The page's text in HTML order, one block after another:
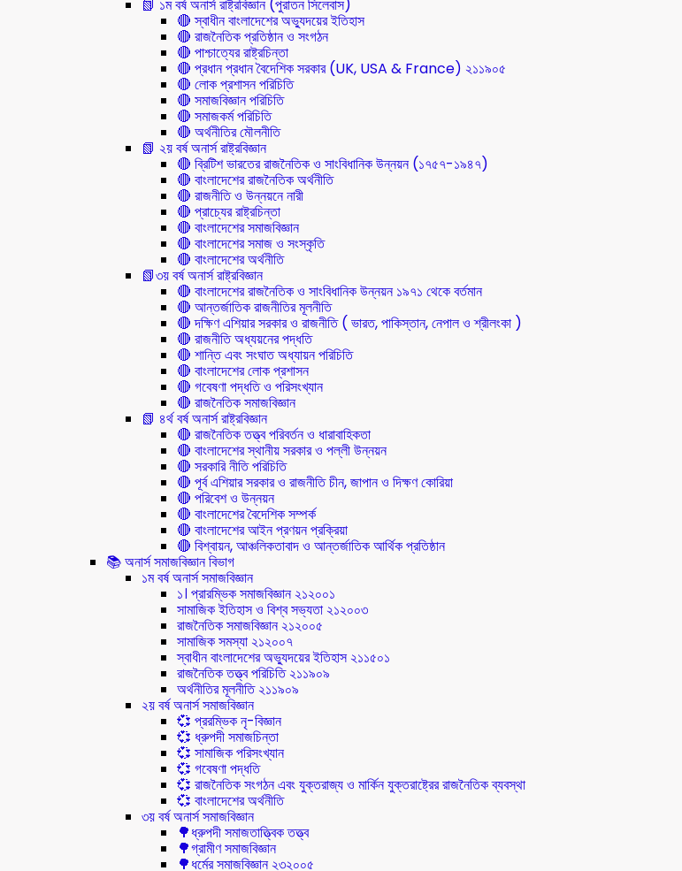
📗 ১ম বর্ষ অনার্স রাষ্ট্রবিজ্ঞান (পুরাতন সিলেবাস)
🔴 স্বাধীন বাংলাদেশের অভ্যুদয়ের ইতিহাস
🔴 রাজনৈতিক প্রতিষ্ঠান ও সংগঠন
🔴 পাশ্চাত্যের রাষ্ট্রচিন্তা
🔴 প্রধান প্রধান বৈদেশিক সরকার (UK, USA & France) ২১১৯০৫
🔴 লোক প্রশাসন পরিচিতি
🔴 সমাজবিজ্ঞান পরিচিতি
🔴 সমাজকর্ম পরিচিতি
🔴 অর্থনীতির মৌলনীতি
📗 ২য় বর্ষ অনার্স রাষ্ট্রবিজ্ঞান
🔴 ব্রিটিশ ভারতের রাজনৈতিক ও সাংবিধানিক উন্নয়ন (১৭৫৭-১৯৪৭)
🔴 বাংলাদেশের রাজনৈতিক অর্থনীতি
🔴 রাজনীতি ও উন্নয়নে নারী
🔴 প্রাচ্যের রাষ্ট্রচিন্তা
🔴 বাংলাদেশের সমাজবিজ্ঞান
🔴 বাংলাদেশের সমাজ ও সংস্কৃতি
🔴 বাংলাদেশের অর্থনীতি
📗৩য় বর্ষ অনার্স রাষ্ট্রবিজ্ঞান
🔴 বাংলাদেশের রাজনৈতিক ও সাংবিধানিক উন্নয়ন ১৯৭১ থেকে বর্তমান
🔴 আন্তর্জাতিক রাজনীতির মূলনীতি
🔴 দক্ষিণ এশিয়ার সরকার ও রাজনীতি ( ভারত, পাকিস্তান, নেপাল ও শ্রীলংকা )
🔴 রাজনীতি অধ্যয়নের পদ্ধতি
🔴 শান্তি এবং সংঘাত অধ্যায়ন পরিচিতি
🔴 বাংলাদেশের লোক প্রশাসন
🔴 গবেষণা পদ্ধতি ও পরিসংখ্যান
🔴 রাজনৈতিক সমাজবিজ্ঞান
📗 ৪র্থ বর্ষ অনার্স রাষ্ট্রবিজ্ঞান
🔴 রাজনৈতিক তত্ত্ব পরিবর্তন ও ধারাবাহিকতা
🔴 বাংলাদেশের স্থানীয় সরকার ও পল্লী উন্নয়ন
🔴 সরকারি নীতি পরিচিতি
🔴 পূর্ব এশিয়ার সরকার ও রাজনীতি চীন, জাপান ও দিক্ষণ কোরিয়া
🔴 পরিবেশ ও উন্নয়ন
🔴 বাংলাদেশের বৈদেশিক সম্পর্ক
🔴 বাংলাদেশের আইন প্রণয়ন প্রক্রিয়া
🔴 বিশ্বায়ন, আঞ্চলিকতাবাদ ও আন্তর্জাতিক আর্থিক প্রতিষ্ঠান
📚 অনার্স সমাজবিজ্ঞান বিভাগ
১ম বর্ষ অনার্স সমাজবিজ্ঞান
১। প্রারম্ভিক সমাজবিজ্ঞান ২১২০০১
সামাজিক ইতিহাস ও বিশ্ব সভ্যতা ২১২০০৩
রাজনৈতিক সমাজবিজ্ঞান ২১২০০৫
সামাজিক সমস্যা ২১২০০৭
স্বাধীন বাংলাদেশের অভ্যুদয়ের ইতিহাস ২১১৫০১
রাজনৈতিক তত্ত্ব পরিচিতি ২১১৯০৯
অর্থনীতির মূলনীতি ২১১৯০৯
২য় বর্ষ অনার্স সমাজবিজ্ঞান
💞 প্ররম্ভিক নৃ-বিজ্ঞান
💞 ধ্রুপদী সমাজচিন্তা
💞 সামাজিক পরিসংখ্যান
💞 গবেষণা পদ্ধতি
💞 রাজনৈতিক সংগঠন এবং যুক্তরাজ্য ও মার্কিন যুক্তরাষ্ট্রের রাজনৈতিক ব্যবস্থা
💞 বাংলাদেশের অর্থনীতি
৩য় বর্ষ অনার্স সমাজবিজ্ঞান
🌳ধ্রুপদী সমাজতাত্ত্বিক তত্ত্ব
🌳গ্রামীণ সমাজবিজ্ঞান
🌳ধর্মের সমাজবিজ্ঞান ২৩২০০৫